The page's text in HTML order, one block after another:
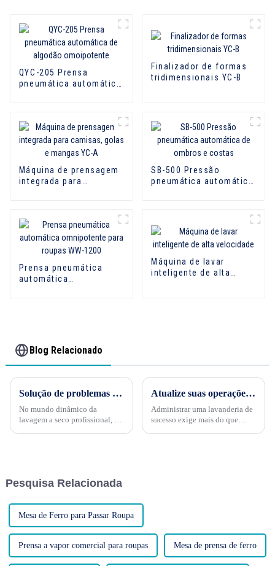
QYC-205 Prensa
pneumática automática
Finalizador de formas
tridimensionais YC-B
Máquina de prensagem
integrada para
SB-500 Pressão
pneumática automática
Prensa pneumática
automática
Máquina de lavar
inteligente de alta
Blog Relacionado
Solução de problemas comuns em equipamentos de lavagem a seco: um guia para resolver problemas e garantir operações tranquilas
No mundo dinâmico da
lavagem a seco profissional, o
No entanto,...
Atualize suas operações de lavanderia: equipamentos de lavanderia comercial de alto desempenho
Administrar uma lavanderia de
sucesso exige mais do que
Pesquisa Relacionada
Mesa de Ferro para Passar Roupa
Prensa a vapor comercial para roupas Mesa de prensa de ferro